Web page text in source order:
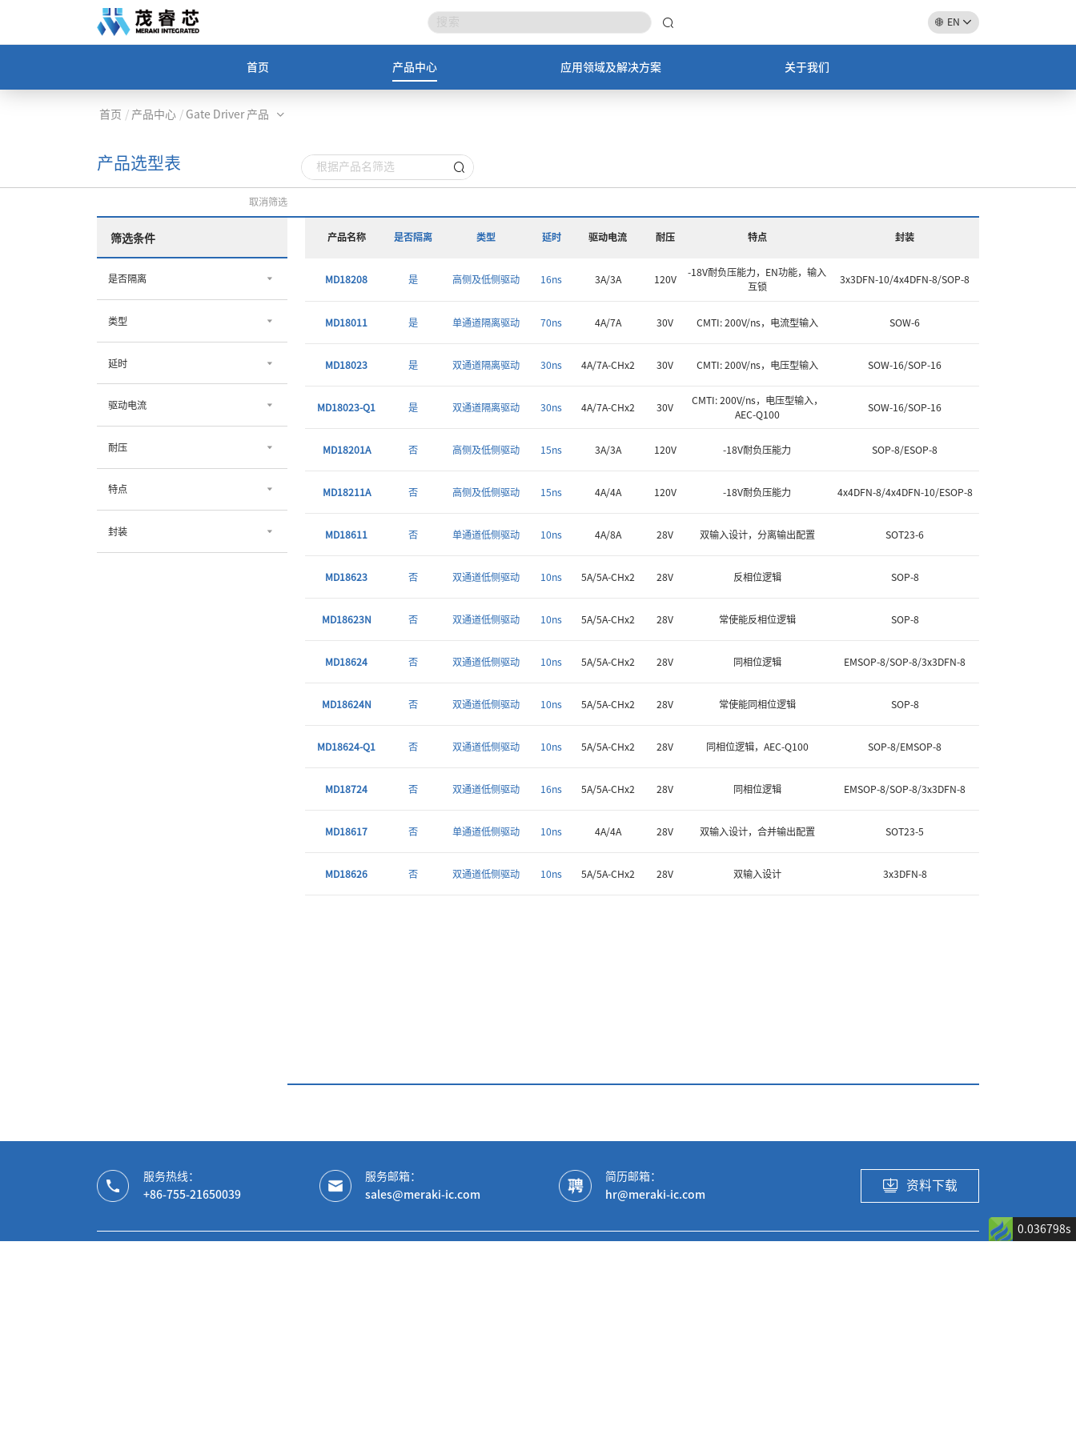
EN
首页 产品中心 应用领域及解决方案 关于我们
首页 / 产品中心 / Gate Driver 产品
产品选型表
取消筛选
筛选条件
是否隔离
类型
延时
驱动电流
耐压
特点
封装
产品名称 是否隔离 类型 延时 驱动电流 耐压 特点 封装
MD18208 是 高侧及低侧驱动 16ns 3A/3A 120V
-18V耐负压能力，EN功能，输入
互锁
3x3DFN-10/4x4DFN-8/SOP-8
MD18011 是 单通道隔离驱动 70ns 4A/7A 30V CMTI: 200V/ns，电流型输入 SOW-6
MD18023 是 双通道隔离驱动 30ns 4A/7A-CHx2 30V CMTI: 200V/ns，电压型输入 SOW-16/SOP-16
MD18023-Q1 是 双通道隔离驱动 30ns 4A/7A-CHx2 30V
CMTI: 200V/ns，电压型输入，
AEC-Q100
SOW-16/SOP-16
MD18201A 否 高侧及低侧驱动 15ns 3A/3A 120V -18V耐负压能力 SOP-8/ESOP-8
MD18211A 否 高侧及低侧驱动 15ns 4A/4A 120V -18V耐负压能力 4x4DFN-8/4x4DFN-10/ESOP-8
MD18611 否 单通道低侧驱动 10ns 4A/8A 28V 双输入设计，分离输出配置 SOT23-6
MD18623 否 双通道低侧驱动 10ns 5A/5A-CHx2 28V 反相位逻辑 SOP-8
MD18623N 否 双通道低侧驱动 10ns 5A/5A-CHx2 28V 常使能反相位逻辑 SOP-8
MD18624 否 双通道低侧驱动 10ns 5A/5A-CHx2 28V 同相位逻辑 EMSOP-8/SOP-8/3x3DFN-8
MD18624N 否 双通道低侧驱动 10ns 5A/5A-CHx2 28V 常使能同相位逻辑 SOP-8
MD18624-Q1 否 双通道低侧驱动 10ns 5A/5A-CHx2 28V 同相位逻辑，AEC-Q100 SOP-8/EMSOP-8
MD18724 否 双通道低侧驱动 16ns 5A/5A-CHx2 28V 同相位逻辑 EMSOP-8/SOP-8/3x3DFN-8
MD18617 否 单通道低侧驱动 10ns 4A/4A 28V 双输入设计，合并输出配置 SOT23-5
MD18626 否 双通道低侧驱动 10ns 5A/5A-CHx2 28V 双输入设计 3x3DFN-8
服务热线：
+86-755-21650039
服务邮箱：
sales@meraki-ic.com
简历邮箱：
hr@meraki-ic.com
资料下载
0.036798s